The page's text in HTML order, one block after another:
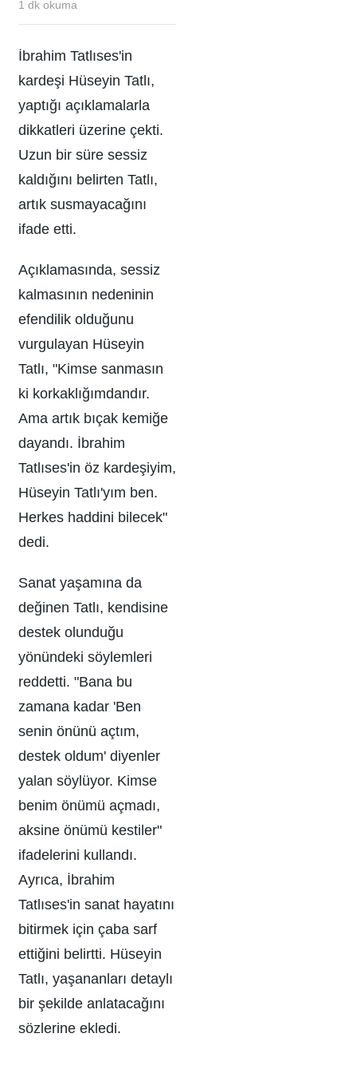
1 dk okuma
İbrahim Tatlıses'in
kardeşi Hüseyin Tatlı,
yaptığı açıklamalarla
dikkatleri üzerine çekti.
Uzun bir süre sessiz
kaldığını belirten Tatlı,
artık susmayacağını
ifade etti.
Açıklamasında, sessiz
kalmasının nedeninin
efendilik olduğunu
vurgulayan Hüseyin
Tatlı, "Kimse sanmasın
ki korkaklığımdandır.
Ama artık bıçak kemiğe
dayandı. İbrahim
Tatlıses'in öz kardeşiyim,
Hüseyin Tatlı'yım ben.
Herkes haddini bilecek"
dedi.
Sanat yaşamına da
değinen Tatlı, kendisine
destek olunduğu
yönündeki söylemleri
reddetti. "Bana bu
zamana kadar 'Ben
senin önünü açtım,
destek oldum' diyenler
yalan söylüyor. Kimse
benim önümü açmadı,
aksine önümü kestiler"
ifadelerini kullandı.
Ayrıca, İbrahim
Tatlıses'in sanat hayatını
bitirmek için çaba sarf
ettiğini belirtti. Hüseyin
Tatlı, yaşananları detaylı
bir şekilde anlatacağını
sözlerine ekledi.